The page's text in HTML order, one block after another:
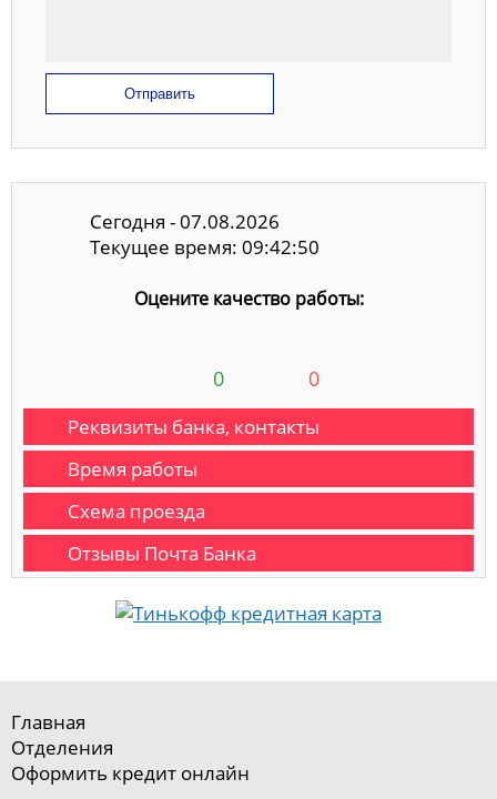
Отправить
Сегодня - 07.08.2026
Текущее время: 09:42:51
Оцените качество работы:
0 0
Реквизиты банка, контакты
Время работы
Схема проезда
Отзывы Почта Банка
Главная
Отделения
Оформить кредит онлайн